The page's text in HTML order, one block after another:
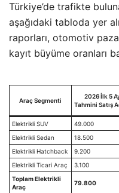
Türkiye’de trafikte
aşağıdaki tabloda yer
raporları, otomotiv
kayıt büyüme oranları
Araç Segmenti
2026 İlk 5
Tahmini Satış
Elektrikli SUV 49.000
Elektrikli Sedan
18.500
Elektrikli Hatchback
9.200
Elektrikli Ticari Araç
3.100
Toplam Elektrikli
Araç
79.800